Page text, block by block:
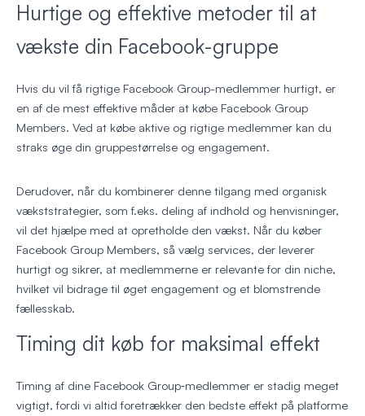
Hurtige og effektive metoder til at
vækste din Facebook-gruppe
Hvis du vil få rigtige Facebook Group-medlemmer hurtigt, er
en af de mest effektive måder at købe Facebook Group
Members. Ved at købe aktive og rigtige medlemmer kan du
straks øge din gruppestørrelse og engagement.
Derudover, når du kombinerer denne tilgang med organisk
vækststrategier, som f.eks. deling af indhold og henvisninger,
vil det hjælpe med at opretholde den vækst. Når du køber
Facebook Group Members, så vælg services, der leverer
hurtigt og sikrer, at medlemmerne er relevante for din niche,
hvilket vil bidrage til øget engagement og et blomstrende
fællesskab.
Timing dit køb for maksimal effekt
Timing af dine Facebook Group‑medlemmer er stadig meget
vigtigt, fordi vi altid foretrækker den bedste effekt på platforme